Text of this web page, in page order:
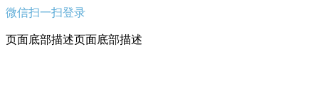
微信扫一扫登录
页面底部描述页面底部描述